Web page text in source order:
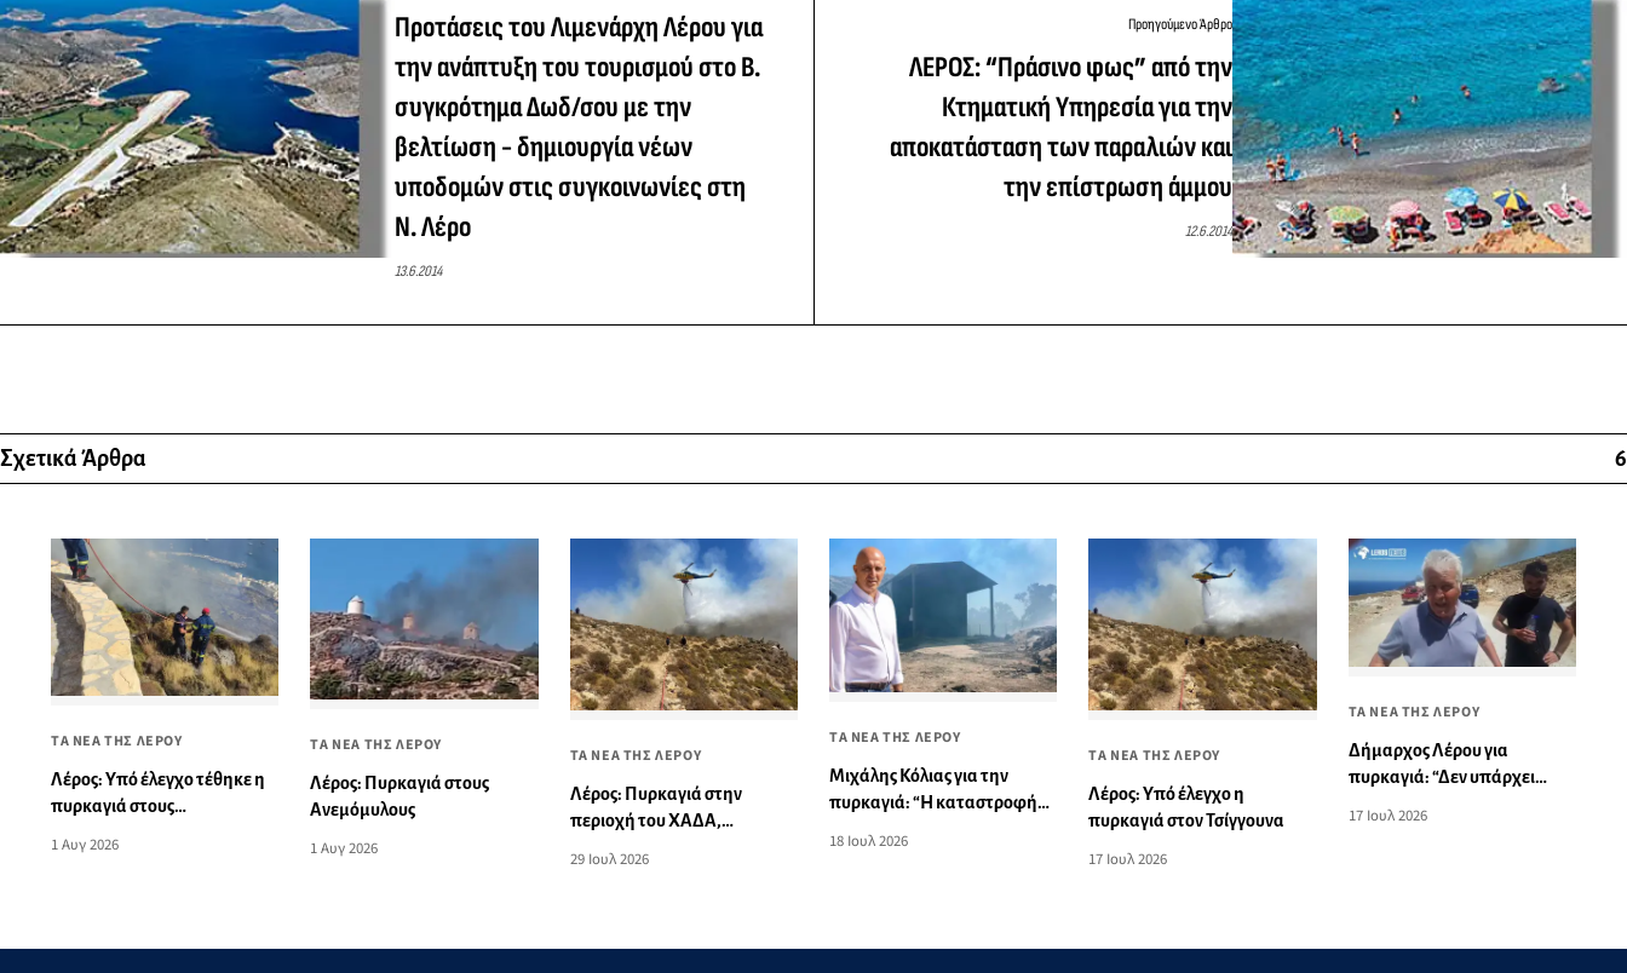
Προτάσεις του Λιμενάρχη Λέρου για
την ανάπτυξη του τουρισμού στο Β.
συγκρότημα Δωδ/σου με την
βελτίωση - δημιουργία νέων
υποδομών στις συγκοινωνίες στη
Ν. Λέρο
13.6.2014
Προηγούμενο Άρθρο
ΛΕΡΟΣ: “Πράσινο φως” από την
Κτηματική Υπηρεσία για την
αποκατάσταση των παραλιών και
την επίστρωση άμμου
12.6.2014
Σχετικά Άρθρα 6
ΤΑ ΝΕΑ ΤΗΣ ΛΕΡΟΥ
Λέρος: Υπό έλεγχο τέθηκε η
πυρκαγιά στους
1 Αυγ 2026
ΤΑ ΝΕΑ ΤΗΣ ΛΕΡΟΥ
Λέρος: Πυρκαγιά στους
Ανεμόμυλους
1 Αυγ 2026
ΤΑ ΝΕΑ ΤΗΣ ΛΕΡΟΥ
Λέρος: Πυρκαγιά στην
περιοχή του ΧΑΔΑ,
29 Ιουλ 2026
ΤΑ ΝΕΑ ΤΗΣ ΛΕΡΟΥ
Μιχάλης Κόλιας για την
πυρκαγιά: “Η καταστροφή
18 Ιουλ 2026
ΤΑ ΝΕΑ ΤΗΣ ΛΕΡΟΥ
Λέρος: Υπό έλεγχο η
πυρκαγιά στον Τσίγγουνα
17 Ιουλ 2026
ΤΑ ΝΕΑ ΤΗΣ ΛΕΡΟΥ
Δήμαρχος Λέρου για
πυρκαγιά: “Δεν υπάρχει
φόβος επέκτασης σε οικισμό
17 Ιουλ 2026